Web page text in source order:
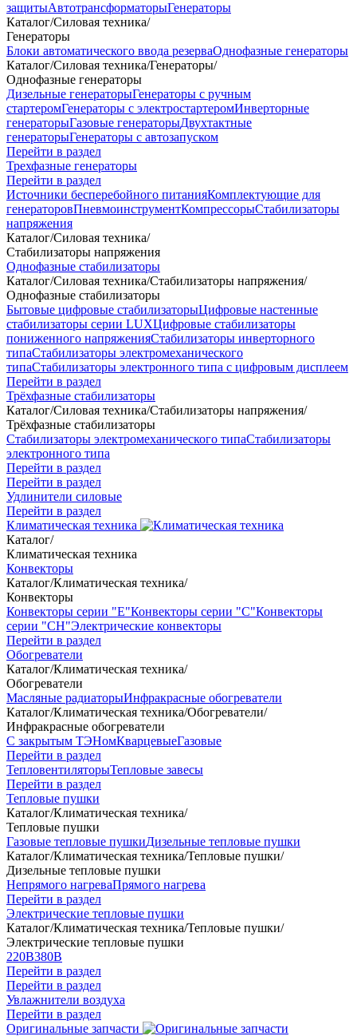
защитыАвтотрансформаторыГенераторы
Каталог/Силовая техника/
Генераторы
Блоки автоматического ввода резерваОднофазные генераторы
Каталог/Силовая техника/Генераторы/
Однофазные генераторы
Дизельные генераторыГенераторы с ручным
стартеромГенераторы с электростартеромИнверторные
генераторыГазовые генераторыДвухтактные
генераторыГенераторы с автозапуском
Перейти в раздел
Трехфазные генераторы
Перейти в раздел
Источники бесперебойного питанияКомплектующие для
генераторовПневмоинструментКомпрессорыСтабилизаторы
напряжения
Каталог/Силовая техника/
Стабилизаторы напряжения
Однофазные стабилизаторы
Каталог/Силовая техника/Стабилизаторы напряжения/
Однофазные стабилизаторы
Бытовые цифровые стабилизаторыЦифровые настенные
стабилизаторы серии LUXЦифровые стабилизаторы
пониженного напряженияСтабилизаторы инверторного
типаСтабилизаторы электромеханического
типаСтабилизаторы электронного типа с цифровым дисплеем
Перейти в раздел
Трёхфазные стабилизаторы
Каталог/Силовая техника/Стабилизаторы напряжения/
Трёхфазные стабилизаторы
Стабилизаторы электромеханического типаСтабилизаторы
электронного типа
Перейти в раздел
Перейти в раздел
Удлинители силовые
Перейти в раздел
Климатическая техника
Каталог/
Климатическая техника
Конвекторы
Каталог/Климатическая техника/
Конвекторы
Конвекторы серии "Е"Конвекторы серии "С"Конвекторы
серии "СН"Электрические конвекторы
Перейти в раздел
Обогреватели
Каталог/Климатическая техника/
Обогреватели
Масляные радиаторыИнфракрасные обогреватели
Каталог/Климатическая техника/Обогреватели/
Инфракрасные обогреватели
С закрытым ТЭНомКварцевыеГазовые
Перейти в раздел
ТепловентиляторыТепловые завесы
Перейти в раздел
Тепловые пушки
Каталог/Климатическая техника/
Тепловые пушки
Газовые тепловые пушкиДизельные тепловые пушки
Каталог/Климатическая техника/Тепловые пушки/
Дизельные тепловые пушки
Непрямого нагреваПрямого нагрева
Перейти в раздел
Электрические тепловые пушки
Каталог/Климатическая техника/Тепловые пушки/
Электрические тепловые пушки
220В380В
Перейти в раздел
Перейти в раздел
Увлажнители воздуха
Перейти в раздел
Оригинальные запчасти